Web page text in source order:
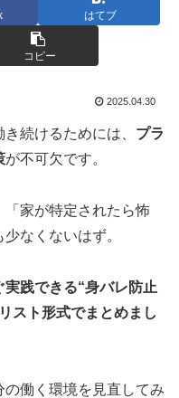
はてブ
コピー
2025.04.30
続けるためには、 プラ
が不可欠です。
家が特定されたら怖
なくないはず。
践できる“身バレ防止
スト形式でまとめまし
働く環境を見直してみ